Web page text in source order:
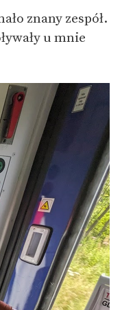
znany zespół.
u mnie